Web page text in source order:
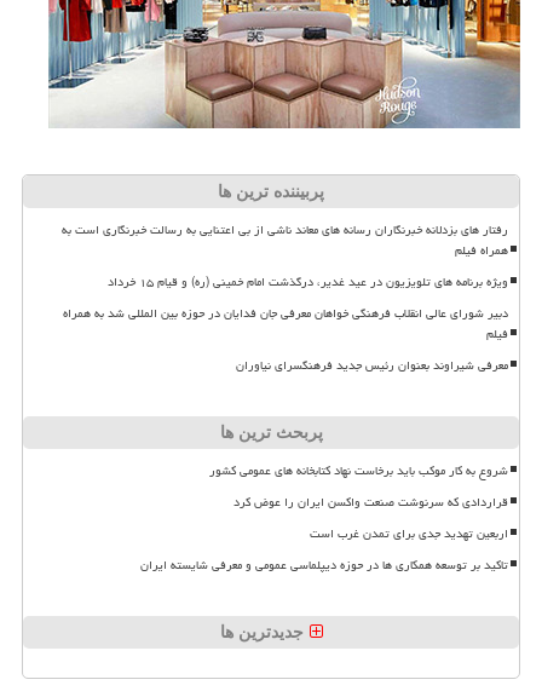
پربیننده ترین ها
رفتار های بزدلانه خبرنگاران رسانه های معاند ناشی از بی اعتنایی به رسالت خبرنگاری است به
همراه فیلم
ویژه برنامه های تلویزیون در عید غدیر، درگذشت امام خمینی (ره) و قیام ۱۵ خرداد
دبیر شورای عالی انقلاب فرهنگی خواهان معرفی جان فدایان در حوزه بین المللی شد به همراه
فیلم
معرفی شیراوند بعنوان رئیس جدید فرهنگسرای نیاوران
پربحث ترین ها
شروع به کار موکب باید برخاست نهاد کتابخانه های عمومی کشور
قراردادی که سرنوشت صنعت واکسن ایران را عوض کرد
اربعین تهدید جدی برای تمدن غرب است
تاکید بر توسعه همکاری ها در حوزه دیپلماسی عمومی و معرفی شایسته ایران
جدیدترین ها